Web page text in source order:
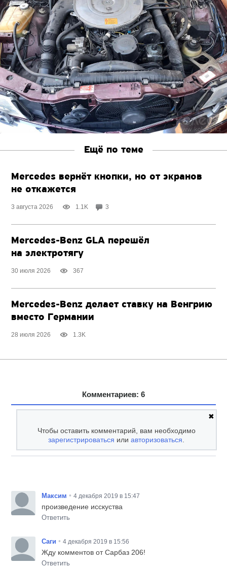
Ещё по теме
Mercedes вернёт кнопки, но от экранов
не откажется
3 августа 2026 1.1K 3
Mercedes-Benz GLA перешёл
на электротягу
30 июля 2026 367
Mercedes-Benz делает ставку на Венгрию
вместо Германии
28 июля 2026 1.3K
Комментариев: 6
✖
Чтобы оставить комментарий, вам необходимо
зарегистрироваться илиавторизоваться.
Максим • 4 декабря 2019 в 15:47
произведение исскуства
Ответить
Саги • 4 декабря 2019 в 15:56
Жду комментов от Сарбаз 206!
Ответить